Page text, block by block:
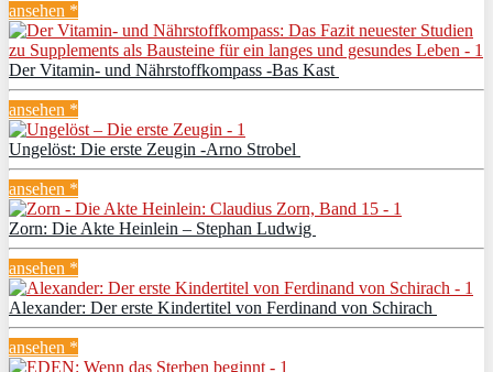
ansehen *
Der Vitamin- und Nährstoffkompass -Bas Kast
ansehen *
Ungelöst: Die erste Zeugin -Arno Strobel
ansehen *
Zorn: Die Akte Heinlein – Stephan Ludwig
ansehen *
Alexander: Der erste Kindertitel von Ferdinand von Schirach
ansehen *